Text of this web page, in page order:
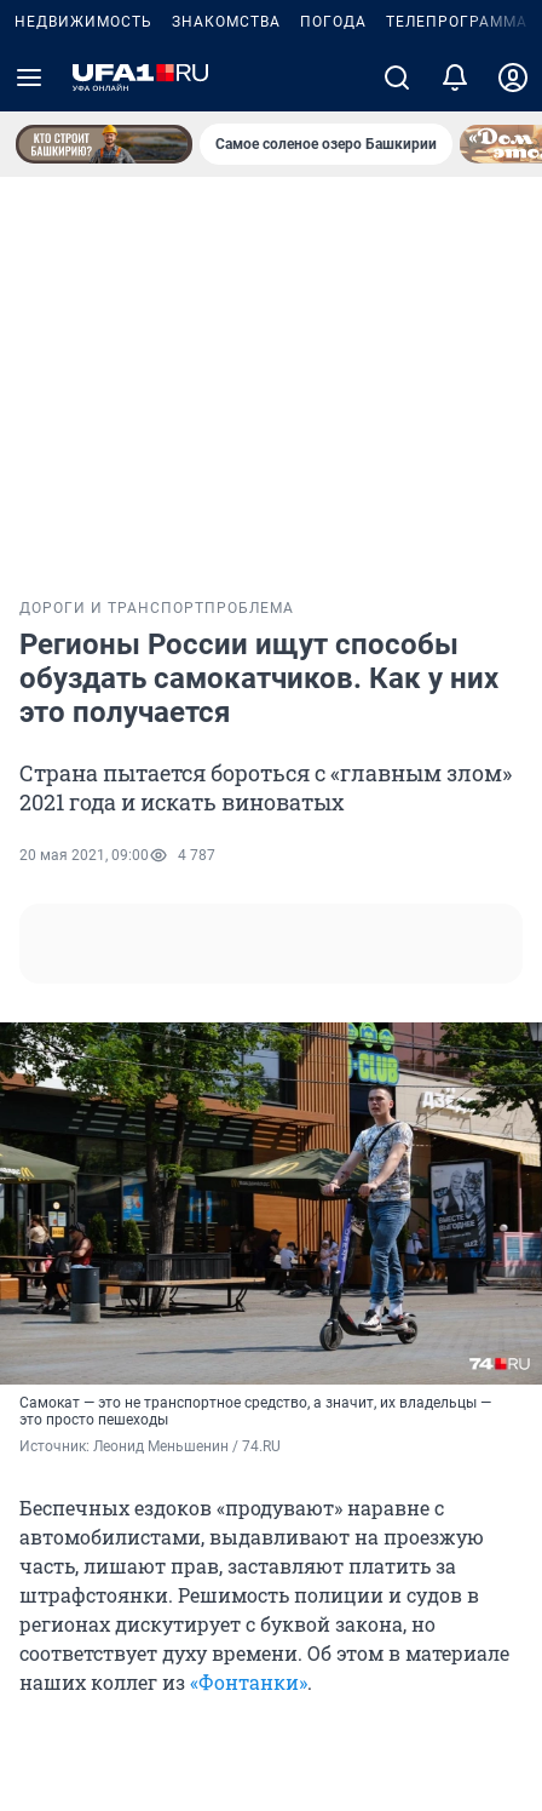
НЕДВИЖИМОСТЬ ЗНАКОМСТВА ПОГОДА ТЕЛЕПРОГРАММА
Самое соленое озеро Башкирии
ДОРОГИ И ТРАНСПОРТ ПРОБЛЕМА
Регионы России ищут способы
обуздать самокатчиков. Как у них
это получается
Страна пытается бороться с «главным злом»
2021 года и искать виноватых
20 мая 2021, 09:00 4 787
Самокат — это не транспортное средство, а значит, их владельцы —
это просто пешеходы
Источник: Леонид Меньшенин / 74.RU
Беспечных ездоков «продувают» наравне с
автомобилистами, выдавливают на проезжую
часть, лишают прав, заставляют платить за
штрафстоянки. Решимость полиции и судов в
регионах дискутирует с буквой закона, но
соответствует духу времени. Об этом в материале
наших коллег из«Фонтанки».